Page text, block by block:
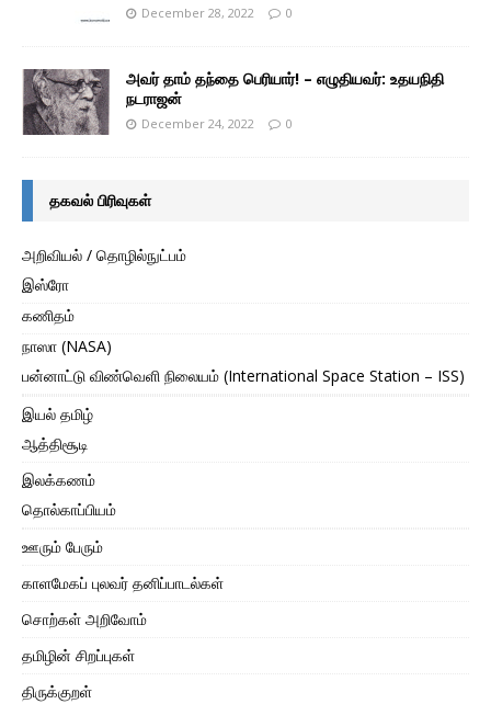
December 28, 2022 0
அவர் தாம் தந்தை பெரியார்! – எழுதியவர்: உதயநிதி
நடராஜன்
December 24, 2022 0
தகவல் பிரிவுகள்
அறிவியல் / தொழில்நுட்பம்
இஸ்ரோ
கணிதம்
நாஸா (NASA)
பன்னாட்டு விண்வெளி நிலையம் (International Space Station – ISS)
இயல் தமிழ்
ஆத்திசூடி
இலக்கணம்
தொல்காப்பியம்
ஊரும் பேரும்
காளமேகப் புலவர் தனிப்பாடல்கள்
சொற்கள் அறிவோம்
தமிழின் சிறப்புகள்
திருக்குறள்